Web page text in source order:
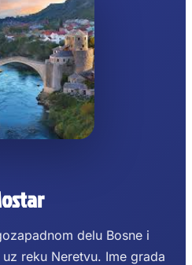
delu Bosne i
reku Neretvu. Ime grada